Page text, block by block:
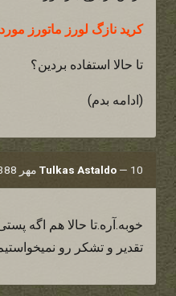
کرید نازگ لورز ماتورز
تا حالا استفاده بردین؟
(ادامه بدم)
Tulkas Astaldo — 10 مهر 1388 — ساعت 15:30
خوبه.آره.تا حالا هم اگه
تقدیر و تشکر رو